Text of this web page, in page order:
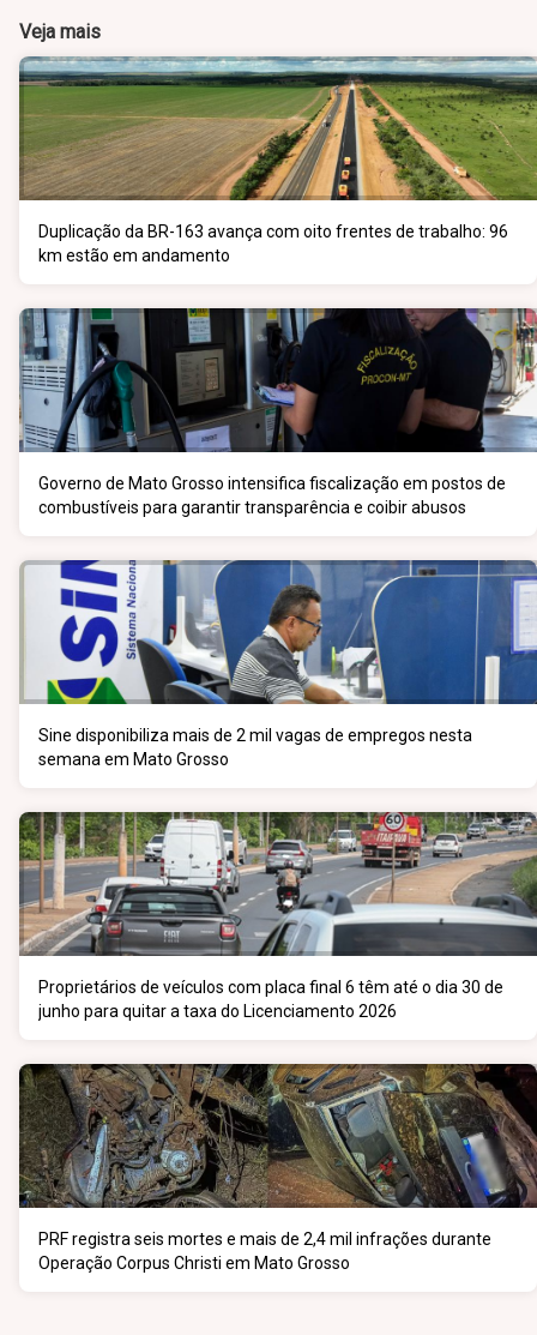
Veja mais
Duplicação da BR-163 avança com oito frentes de trabalho: 96
km estão em andamento
Governo de Mato Grosso intensifica fiscalização em postos de
combustíveis para garantir transparência e coibir abusos
Sine disponibiliza mais de 2 mil vagas de empregos nesta
semana em Mato Grosso
Proprietários de veículos com placa final 6 têm até o dia 30 de
junho para quitar a taxa do Licenciamento 2026
PRF registra seis mortes e mais de 2,4 mil infrações durante
Operação Corpus Christi em Mato Grosso